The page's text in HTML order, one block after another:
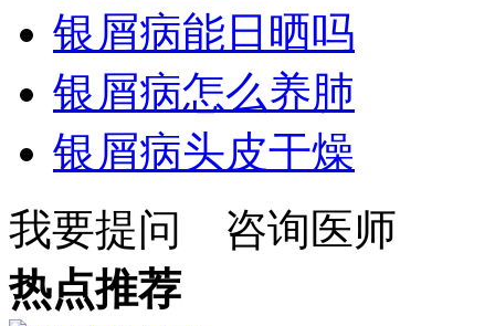
银屑病能日晒吗
银屑病怎么养肺
银屑病头皮干燥
我要提问
咨询医师
热点推荐